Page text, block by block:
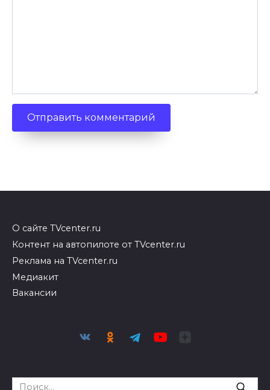
О сайте TVcenter.ru
Контент на автопилоте от TVcenter.ru
Реклама на TVcenter.ru
Медиакит
Вакансии
Search